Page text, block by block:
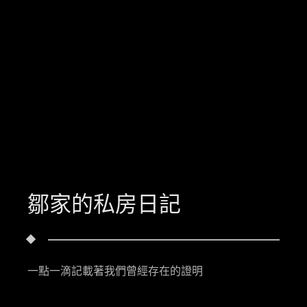
鄒家的私房日記
一點一滴記載著我們曾經存在的證明